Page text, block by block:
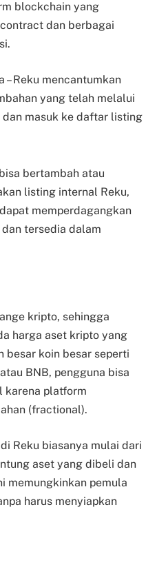
blockchain yang
dan berbagai
Reku mencantumkan
yang telah melalui
masuk ke daftar listing
bertambah atau
listing internal Reku,
memperdagangkan
tersedia dalam
kripto, sehingga
harga aset kripto yang
besar koin besar seperti
BNB, pengguna bisa
karena platform
(fractional).
Reku biasanya mulai dari
aset yang dibeli dan
memungkinkan pemula
harus menyiapkan